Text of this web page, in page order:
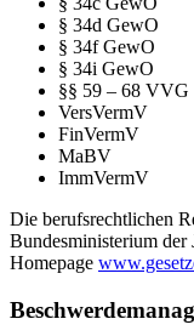
§ 34d GewO
§ 34f GewO
§ 34i GewO
§§ 59 – 68 VVG
VersVermV
FinVermV
MaBV
ImmVermV
Die berufsrechtlichen
Bundesministerium
Homepage